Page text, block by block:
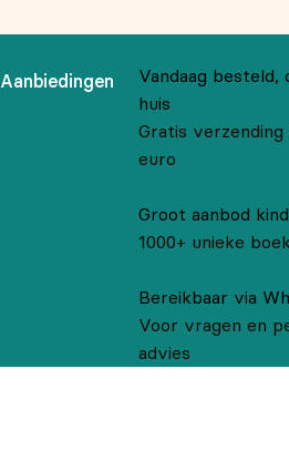
Aanbiedingen
Vandaag besteld,
huis
Gratis verzending
euro
Groot aanbod
1000+ unieke
Bereikbaar via
Voor vragen en
advies